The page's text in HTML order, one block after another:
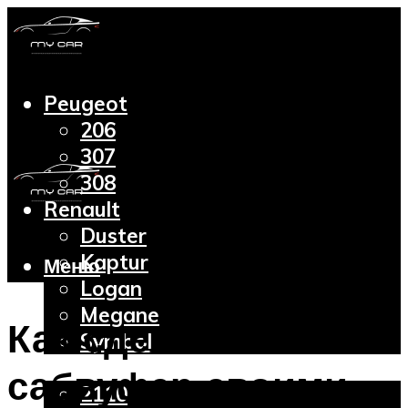
Peugeot
206
307
308
Renault
Duster
Kaptur
Logan
Megane
Symbol
Lada
2110
Меню
Как сделать
сабвуфер своими